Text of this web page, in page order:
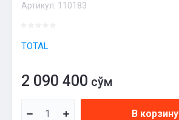
Артикул: 110183
TOTAL
2 090 400 сўм
В корзину